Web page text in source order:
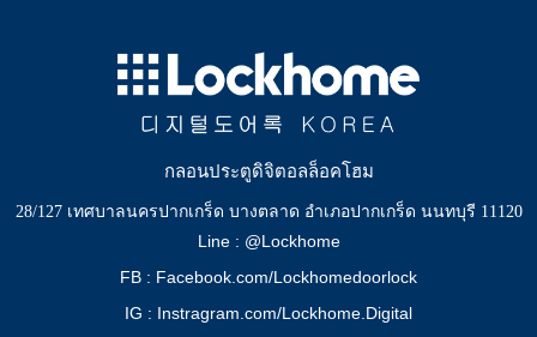
กลอนประตูดิจิตอลล็อคโฮม
28/127 เทศบาลนครปากเกร็ด บางตลาด อำเภอปากเกร็ด นนทบุรี 11120
Line : @Lockhome
FB : Facebook.com/Lockhomedoorlock
IG : Instragram.com/Lockhome.Digital